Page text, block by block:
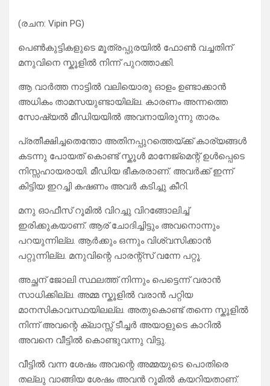
(രചന: Vipin PG)
പെൺകുട്ടികളുടെ മൂത്രപ്പുരയിൽ ഫോൺ വച്ചതിന്
മനുവിനെ സ്കൂളിൽ നിന്ന് പുറത്താക്കി.
ആ വാർത്ത നാട്ടിൽ വലിയൊരു ഓളം ഉണ്ടാക്കാൻ
അധികം താമസയുണ്ടായില്ല. കാരണം അന്നത്തെ
സോഷ്യൽ മീഡിയയിൽ അവനായിരുന്നു താരം.
പ്രതീക്ഷിച്ചതെന്തോ അതിനപ്പുറത്തെയ്ക്ക് കാര്യങ്ങള്‍
കടന്നു പോയത് കൊണ്ട് സ്കൂള്‍ മാനേജ്മെന്റ് ഉള്‍പ്പെടെ
നിസ്സഹായരായി. മീഡിയ ഭീകരരാണ്. അവര്‍ക്ക് ഇന്ന്
കിട്ടിയ ഇറച്ചി കഷണം അവര്‍ കടിച്ചു കീറി.
മനു ഓഫീസ് റൂമില്‍ വിറച്ചു വിറങ്ങോലിച്ച്
ഇരിക്കുകയാണ്. ആര് ചോദിച്ചിട്ടും അവനൊന്നും
പറയുന്നില്ല. ആര്‍ക്കും ഒന്നും വിശ്വസിക്കാന്‍
പറ്റുന്നില്ല. മനുവിന്റെ പാരന്റ്സ് വന്നേ പറ്റൂ.
അച്ഛന് ജോലി സ്ഥലത്ത് നിന്നും പെട്ടെന്ന് വരാന്‍
സാധിക്കില്ല. അമ്മ സ്കൂളില്‍ വരാന്‍ പറ്റിയ
മാനസികാവസ്ഥയിലല്ല. അതുകൊണ്ട് തന്നെ സ്കൂളില്‍
നിന്ന് അവന്റെ ക്ലാസ്സ് ടീച്ചര്‍ അയാളുടെ കാറില്‍
അവനെ വീട്ടില്‍ കൊണ്ടുവന്നു വിട്ടു.
വീട്ടിൽ വന്ന ശേഷം അവന്റെ അമ്മയുടെ പൊതിരെ
തല്ലു വാങ്ങിയ ശേഷം അവൻ റൂമിൽ കയറിയതാണ്.